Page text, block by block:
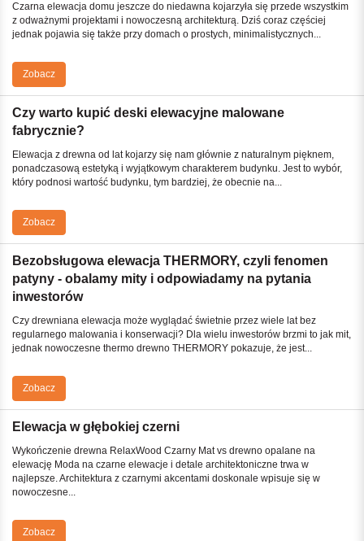
Czarna elewacja domu jeszcze do niedawna kojarzyła się przede wszystkim
z odważnymi projektami i nowoczesną architekturą. Dziś coraz częściej
jednak pojawia się także przy domach o prostych, minimalistycznych...
Zobacz
Czy warto kupić deski elewacyjne malowane
fabrycznie?
Elewacja z drewna od lat kojarzy się nam głównie z naturalnym pięknem,
ponadczasową estetyką i wyjątkowym charakterem budynku. Jest to wybór,
który podnosi wartość budynku, tym bardziej, że obecnie na...
Zobacz
Bezobsługowa elewacja THERMORY, czyli fenomen
patyny - obalamy mity i odpowiadamy na pytania
inwestorów
Czy drewniana elewacja może wyglądać świetnie przez wiele lat bez
regularnego malowania i konserwacji? Dla wielu inwestorów brzmi to jak mit,
jednak nowoczesne thermo drewno THERMORY pokazuje, że jest...
Zobacz
Elewacja w głębokiej czerni
Wykończenie drewna RelaxWood Czarny Mat vs drewno opalane na
elewację Moda na czarne elewacje i detale architektoniczne trwa w
najlepsze. Architektura z czarnymi akcentami doskonale wpisuje się w
nowoczesne...
Zobacz